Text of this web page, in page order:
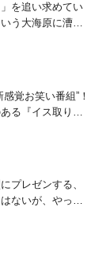
を追い求めてい
う大海原に漕ぎ
を発掘する！
覚お笑い番組”！
る『イス取りゲ
ギャグ・モノボ
人がショートネ
プレゼンする、
ないが、やって
いう“机上の空
って挑む！